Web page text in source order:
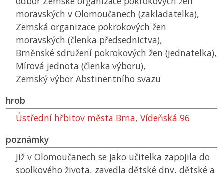
moravských v Olomoučanech (zakladatelka),
Zemská organizace pokrokových žen
moravských (členka předsednictva),
Brněnské sdružení pokrokových žen (jednatelka),
Mírová jednota (členka výboru),
Zemský výbor Abstinentního svazu
hrob
Ústřední hřbitov města Brna, Vídeňská 96
poznámky
Již v Olomoučanech se jako učitelka zapojila do
spolkového života, zavedla dětské dny, dětské a